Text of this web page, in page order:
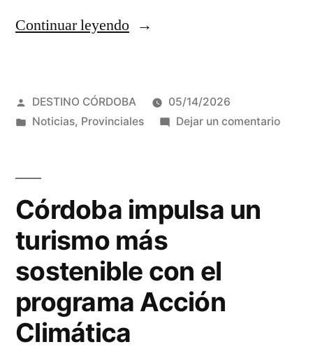
Continuar leyendo“Córdoba
los
Hoteles
de
la
provincia”
Publicado
por
DESTINO CÓRDOBA
05/14/2026
Publicada
Noticias, Provinciales Dejar un comentarioen
Córdoba impulsa un
turismo más
sostenible con el
programa Acción
Climática